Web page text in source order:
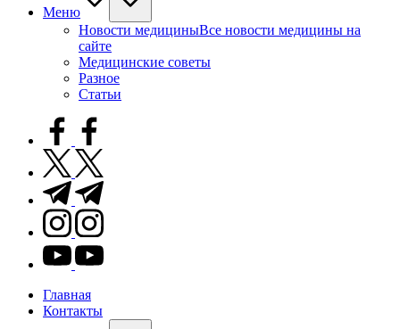
Меню
Новости медициныВсе новости медицины на
сайте
Медицинские советы
Разное
Статьи
facebook.com
twitter.com
t.me
instagram.com
youtube.com
Главная
Контакты